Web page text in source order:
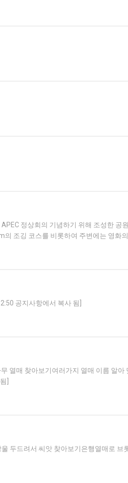
정상회의 기념하기 위해 조성한 공
조깅 코스를 비롯하여 주변에는 영화의
공지사항에서 복사 됨]
열매 찾아보기여러가지 열매 이름 알아
]
두드려서 씨앗 찾아보기은행열매로 브